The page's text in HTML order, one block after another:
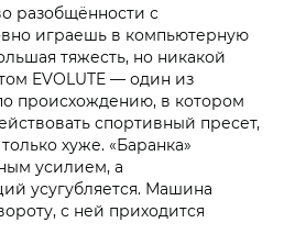
разобщённости с
играешь в компьютерную
тяжесть, но никакой
EVOLUTE — один из
происхождению, в котором
спортивный пресет,
хуже. «Баранка»
усилием, а
усугубляется. Машина
с ней приходится